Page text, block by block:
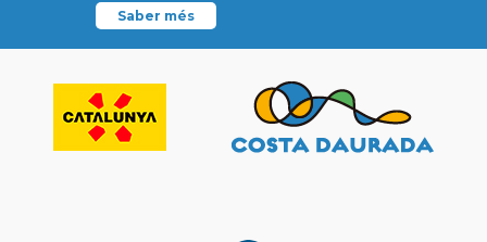
Saber més